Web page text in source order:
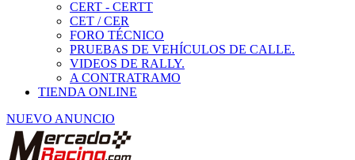
CERT - CERTT
CET / CER
FORO TÉCNICO
PRUEBAS DE VEHÍCULOS DE CALLE.
VIDEOS DE RALLY.
A CONTRATRAMO
TIENDA ONLINE
NUEVO ANUNCIO